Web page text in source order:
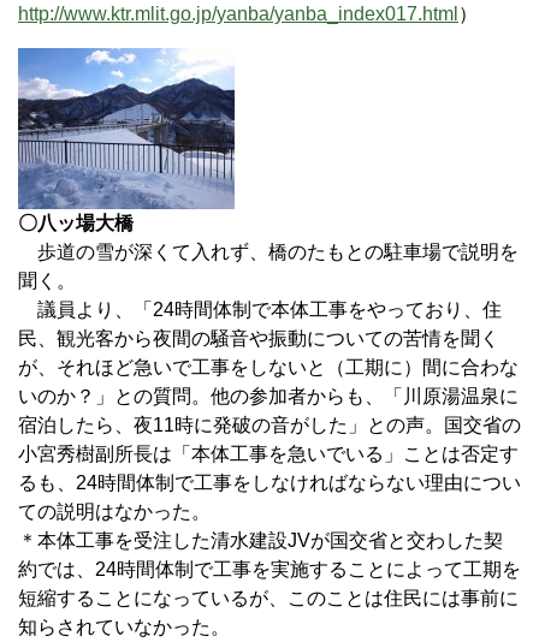
http://www.ktr.mlit.go.jp/yanba/yanba_index017.html ）
〇八ッ場大橋
歩道の雪が深くて入れず、橋のたもとの駐車場で説明を
聞く。
議員より、「24時間体制で本体工事をやっており、住
民、観光客から夜間の騒音や振動についての苦情を聞く
が、それほど急いで工事をしないと（工期に）間に合わな
いのか？」との質問。他の参加者からも、「川原湯温泉に
宿泊したら、夜11時に発破の音がした」との声。国交省の
小宮秀樹副所長は「本体工事を急いでいる」ことは否定す
るも、24時間体制で工事をしなければならない理由につい
ての説明はなかった。
＊本体工事を受注した清水建設JVが国交省と交わした契
約では、24時間体制で工事を実施することによって工期を
短縮することになっているが、このことは住民には事前に
知らされていなかった。